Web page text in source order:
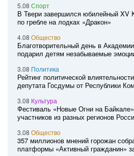
5.08 Спорт
В Твери завершился юбилейный XV
по гребле на лодках «Дракон»
4.08 Общество
Благотворительный день в
подарил детям незабываемые
3.08 Политика
Рейтинг политической
депутата Госдумы от Республики
3.08 Культура
Фестиваль «Новые Огни на
участников из разных регионов
3.08 Общество
357 миллионов мнений горожан
платформы «Активный гражданин»